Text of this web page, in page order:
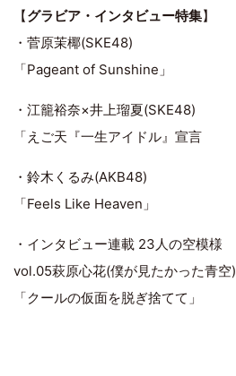
【グラビア・インタビュー特集】
・菅原茉椰(SKE48)
「Pageant of Sunshine」
・江籠裕奈×井上瑠夏(SKE48)
「えご天『一生アイドル』宣言
・鈴木くるみ(AKB48)
「Feels Like Heaven」
・インタビュー連載 23人の空模様
vol.05萩原心花(僕が見たかった青空)
「クールの仮面を脱ぎ捨てて」